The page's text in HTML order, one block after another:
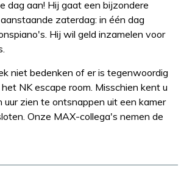
dag aan! Hij gaat een bijzondere
zaterdag: in één dag
Hij wil geld inzamelen voor
niet bedenken of er is tegenwoordig
NK escape room. Misschien kent u
uur zien te ontsnappen uit een kamer
Onze MAX-collega's nemen de